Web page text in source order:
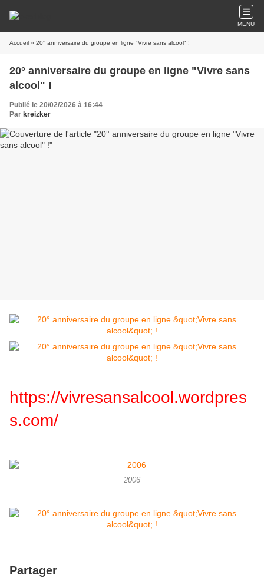
MENU
Accueil » 20° anniversaire du groupe en ligne "Vivre sans alcool" !
20° anniversaire du groupe en ligne "Vivre sans
alcool" !
Publié le 20/02/2026 à 16:44
Par kreizker
https://vivresansalcool.wordpres
s.com/
2006
Partager